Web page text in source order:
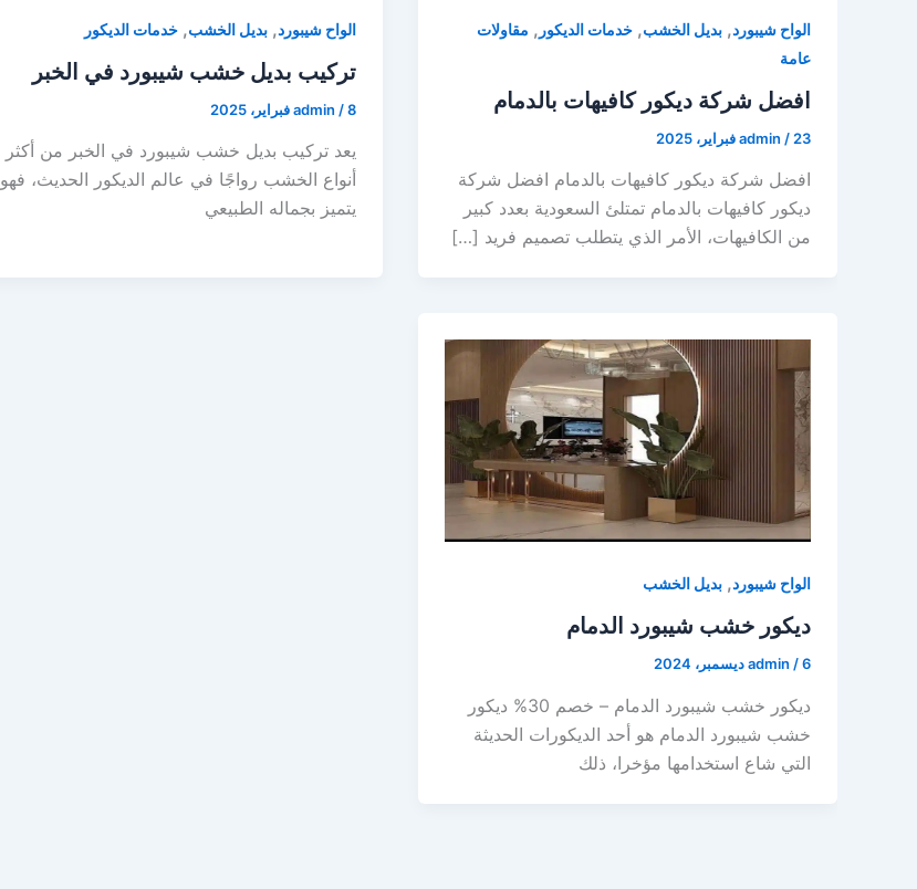
الواح شيبورد, بديل الخشب, خدمات الديكور , مقاولات
عامة
افضل شركة ديكور كافيهات بالدمام
admin / 23 فبراير، 2025
افضل شركة ديكور كافيهات بالدمام افضل شركة
ديكور كافيهات بالدمام تمتلئ السعودية بعدد كبير
من الكافيهات، الأمر الذي يتطلب تصميم فريد […]
الواح شيبورد, بديل الخشب, خدمات الديكور
تركيب بديل خشب شيبورد في الخبر
admin /8 فبراير، 2025
يعد تركيب بديل خشب شيبورد في الخبر من أكثر
أنواع الخشب رواجًا في عالم الديكور الحديث، فهو
يتميز بجماله الطبيعي
الواح شيبورد, بديل الخشب
ديكور خشب شيبورد الدمام
admin /6 ديسمبر، 2024
ديكور خشب شيبورد الدمام – خصم 30% ديكور
خشب شيبورد الدمام هو أحد الديكورات الحديثة
التي شاع استخدامها مؤخرا، ذلك